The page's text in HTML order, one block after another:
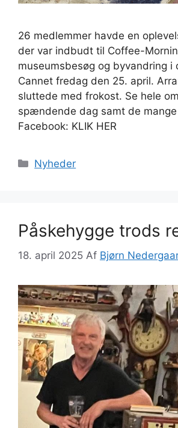
26 medlemmer havde en
der var indbudt til Coffee-
museumsbesøg og byvandring i
Cannet fredag den 25. april.
sluttede med frokost. Se hele
spændende dag samt de
Facebook: KLIK HER
Kategorier
Nyheder
Påskehygge trods
18. april 2025 Af Bjørn